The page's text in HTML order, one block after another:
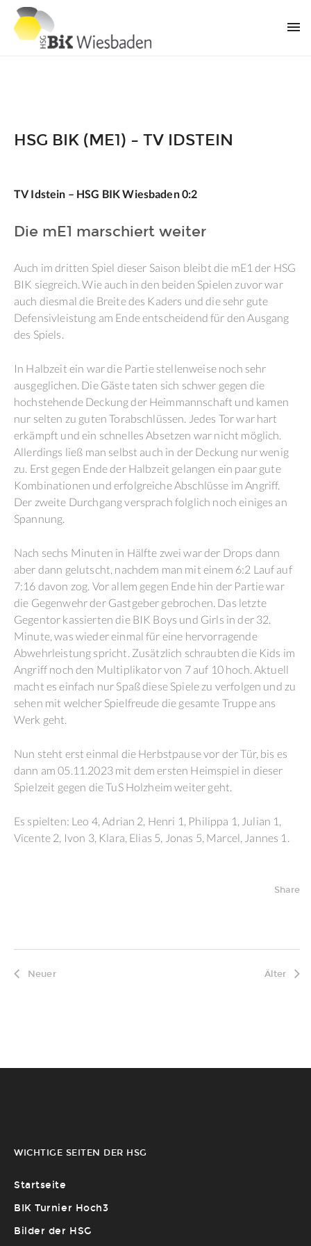
HSG BIK (ME1) – TV IDSTEIN
TV Idstein – HSG BIK Wiesbaden 0:2
Die mE1 marschiert weiter
Auch im dritten Spiel dieser Saison bleibt die mE1 der HSG
BIK siegreich. Wie auch in den beiden Spielen zuvor war
auch diesmal die Breite des Kaders und die sehr gute
Defensivleistung am Ende entscheidend für den Ausgang
des Spiels.
In Halbzeit ein war die Partie stellenweise noch sehr
ausgeglichen. Die Gäste taten sich schwer gegen die
hochstehende Deckung der Heimmannschaft und kamen
nur selten zu guten Torabschlüssen. Jedes Tor war hart
erkämpft und ein schnelles Absetzen war nicht möglich.
Allerdings ließ man selbst auch in der Deckung nur wenig
zu. Erst gegen Ende der Halbzeit gelangen ein paar gute
Kombinationen und erfolgreiche Abschlüsse im Angriff.
Der zweite Durchgang versprach folglich noch einiges an
Spannung.
Nach sechs Minuten in Hälfte zwei war der Drops dann
aber dann gelutscht, nachdem man mit einem 6:2 Lauf auf
7:16 davon zog. Vor allem gegen Ende hin der Partie war
die Gegenwehr der Gastgeber gebrochen. Das letzte
Gegentor kassierten die BIK Boys und Girls in der 32.
Minute, was wieder einmal für eine hervorragende
Abwehrleistung spricht. Zusätzlich schraubten die Kids im
Angriff noch den Multiplikator von 7 auf 10 hoch. Aktuell
macht es einfach nur Spaß diese Spiele zu verfolgen und zu
sehen mit welcher Spielfreude die gesamte Truppe ans
Werk geht.
Nun steht erst einmal die Herbstpause vor der Tür, bis es
dann am 05.11.2023 mit dem ersten Heimspiel in dieser
Spielzeit gegen die TuS Holzheim weiter geht.
Es spielten: Leo 4, Adrian 2, Henri 1, Philippa 1, Julian 1,
Vicente 2, Ivon 3, Klara, Elias 5, Jonas 5, Marcel, Jannes 1.
Share
Neuer Älter
WICHTIGE SEITEN DER HSG
Startseite
BIK Turnier Hoch3
Bilder der HSG